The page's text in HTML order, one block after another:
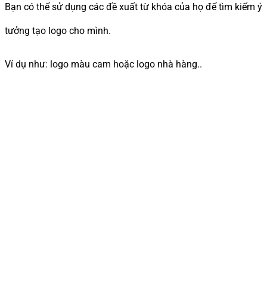
Bạn có thể sử dụng các đề xuất từ khóa của họ để tìm kiếm ý
tưởng tạo logo cho mình.
Ví dụ như: logo màu cam hoặc logo nhà hàng..